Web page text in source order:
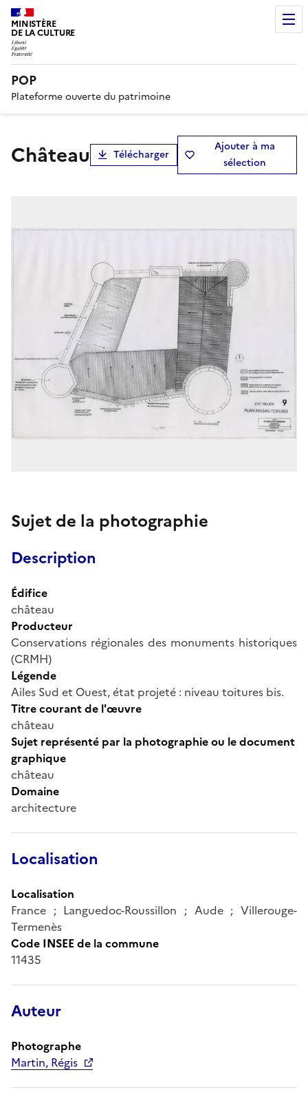
MINISTÈRE
DE LA CULTURE
POP
Plateforme ouverte du patrimoine
château Télécharger
Ajouter à ma
sélection
Sujet de la photographie
Description
Édifice
château
Producteur
Conservations régionales des monuments historiques
(CRMH)
Légende
Ailes Sud et Ouest, état projeté : niveau toitures bis.
Titre courant de l'œuvre
château
Sujet représenté par la photographie ou le document
graphique
château
Domaine
architecture
Localisation
Localisation
France ; Languedoc-Roussillon ; Aude ; Villerouge-
Termenès
Code INSEE de la commune
11435
Auteur
Photographe
Martin, Régis